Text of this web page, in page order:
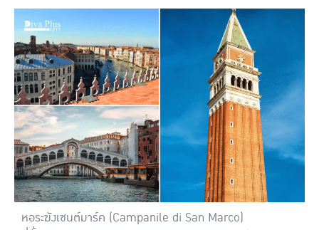
หอระฆังเซนต์มาร์ค (Campanile di San Marco)